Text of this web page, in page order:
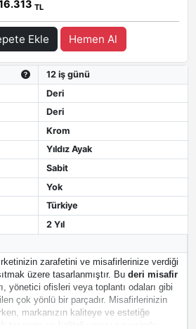
TL
Ekle Hemen Al
12 iş günü
Deri
Deri
Krom
Yıldız Ayak
Sabit
Yok
Türkiye
2 Yıl
zarafetini ve misafirlerinize verdiği
üzere tasarlanmıştır. Bu deri misafir
yönetici ofisleri veya toplantı odaları gibi
çok yönlü bir parçadır. Misafirlerinizin
markanızın kaliteye ve estetiğe